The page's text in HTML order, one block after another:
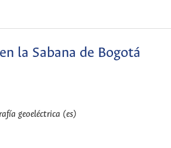
la Sabana de Bogotá
geoeléctrica (es)